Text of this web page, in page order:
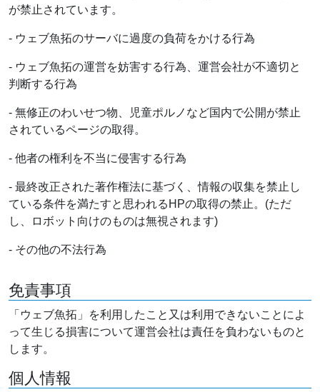
が禁止されています。
- ウェブ魚拓のサーバに過度の負荷をかける行為
- ウェブ魚拓の運営を妨害する行為、運営会社が不適切と
判断する行為
- 無修正のわいせつ物、児童ポルノなど国内で公開が禁止
されているページの取得。
- 他者の権利を不当に侵害する行為
- 最終改正された著作権法に基づく、情報の収集を禁止し
ている条件を満たすと思われるHPの取得の禁止。(ただ
し、ロボット向けのものは無視されます)
- その他の不法行為
免責事項
「ウェブ魚拓」を利用したこと又は利用できないことによ
って生じる損害について運営会社は責任を負わないものと
します。
個人情報